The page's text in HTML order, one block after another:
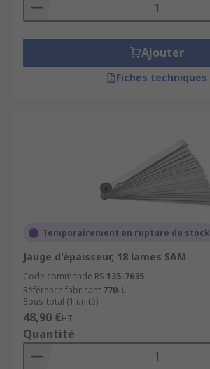
Ajouter
Fiches techniques
Temporairement en rupture de stock
Jauge d'épaisseur, 18 lames SAM
Code commande RS 135-7635
Référence fabricant 770-L
Sous-total (1 unité)
48,90 €HT
Quantité